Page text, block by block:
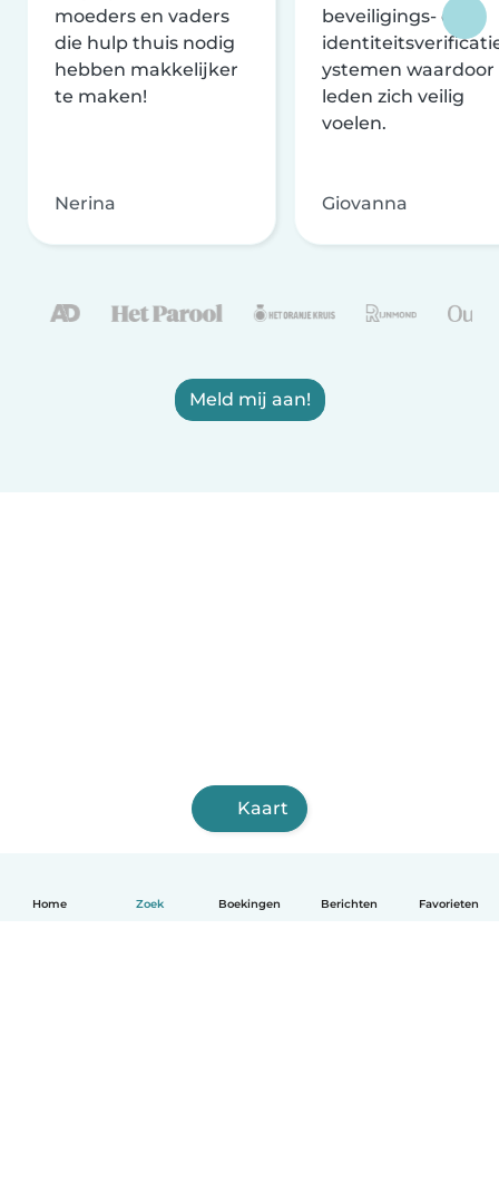
Home Zoek Boekingen Berichten Favorieten
moeders en vaders
die hulp thuis nodig
hebben makkelijker
te maken!
Nerina
beveiligings- en
ystemen waardoor
leden zich veilig
voelen.
Giovanna
Meld mij aan!
Kaart